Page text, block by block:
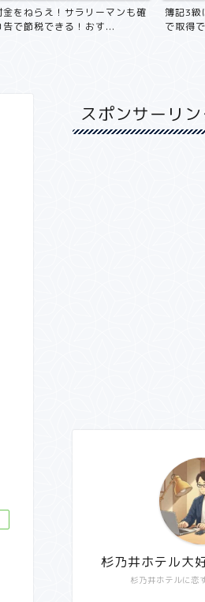
金をねらえ！サラリーマンも確
告で節税できる！おす...
簿記3
で取得
スポンサーリン
杉乃井ホテルに恋
杉乃井ホテル大